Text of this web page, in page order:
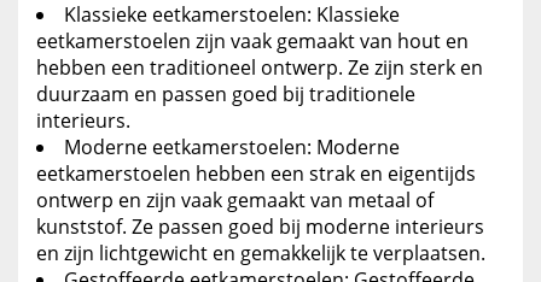
Klassieke eetkamerstoelen: Klassieke
eetkamerstoelen zijn vaak gemaakt van hout en
hebben een traditioneel ontwerp. Ze zijn sterk en
duurzaam en passen goed bij traditionele
interieurs.
Moderne eetkamerstoelen: Moderne
eetkamerstoelen hebben een strak en eigentijds
ontwerp en zijn vaak gemaakt van metaal of
kunststof. Ze passen goed bij moderne interieurs
en zijn lichtgewicht en gemakkelijk te verplaatsen.